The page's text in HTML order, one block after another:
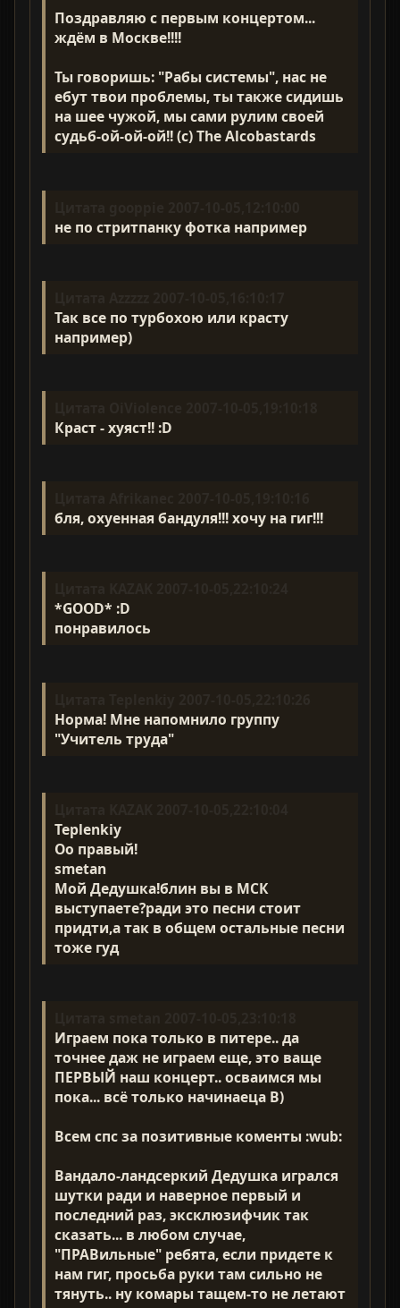
Поздравляю с первым концертом...
ждём в Москве!!!!
Ты говоришь: "Рабы системы", нас не
ебут твои проблемы, ты также сидишь
на шее чужой, мы сами рулим своей
судьб-ой-ой-ой!! (с) The Alcobastards
не по стритпанку фотка например
Так все по турбохою или красту
например)
Краст - хуяст!! :D
бля, охуенная бандуля!!! хочу на гиг!!!
*GOOD* :D
понравилось
Норма! Мне напомнило группу
"Учитель труда"
Teplenkiy
Оо правый!
smetan
Мой Дедушка!блин вы в МСК
выступаете?ради это песни стоит
придти,а так в общем остальные песни
тоже гуд
Играем пока только в питере.. да
точнее даж не играем еще, это ваще
ПЕРВЫЙ наш концерт.. осваимся мы
пока... всё только начинаеца B)
Всем спс за позитивные коменты :wub:
Вандало-ландсеркий Дедушка игрался
шутки ради и наверное первый и
последний раз, эксклюзифчик так
сказать... в любом случае,
"ПРАВильные" ребята, если придете к
нам гиг, просьба руки там сильно не
тянуть.. ну комары тащем-то не летают